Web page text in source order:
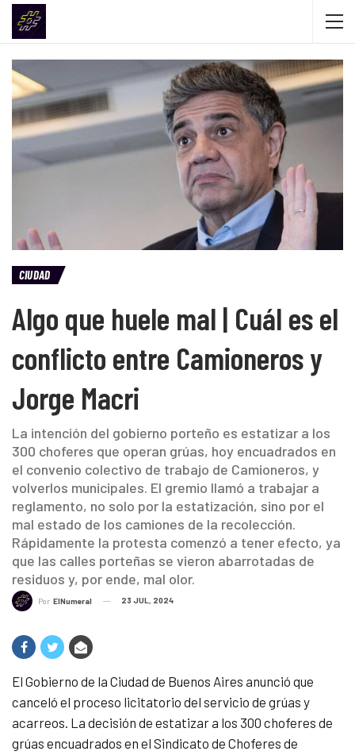
CIUDAD
Algo que huele mal | Cuál es el
conflicto entre Camioneros y
Jorge Macri
La intención del gobierno porteño es estatizar a los
300 choferes que operan grúas, hoy encuadrados en
el convenio colectivo de trabajo de Camioneros, y
volverlos municipales. El gremio llamó a trabajar a
reglamento, no solo por la estatización, sino por el
mal estado de los camiones de la recolección.
Rápidamente la protesta comenzó a tener efecto, ya
que las calles porteñas se vieron abarrotadas de
residuos y, por ende, mal olor.
Por ElNumeral 23 JUL, 2024
El Gobierno de la Ciudad de Buenos Aires anunció que
canceló el proceso licitatorio del servicio de grúas y
acarreos. La decisión de estatizar a los 300 choferes de
grúas encuadrados en el Sindicato de Choferes de